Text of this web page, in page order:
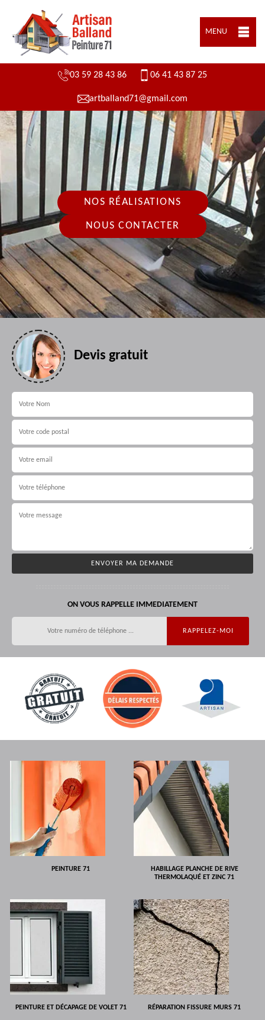
MENU
03 59 28 43 86 06 41 43 87 25
artballand71@gmail.com
NOS RÉALISATIONS
NOUS CONTACTER
Devis gratuit
ON VOUS RAPPELLE IMMEDIATEMENT
PEINTURE 71
HABILLAGE PLANCHE DE RIVE
THERMOLAQUÉ ET ZINC 71
PEINTURE ET DÉCAPAGE DE VOLET 71 RÉPARATION FISSURE MURS 71